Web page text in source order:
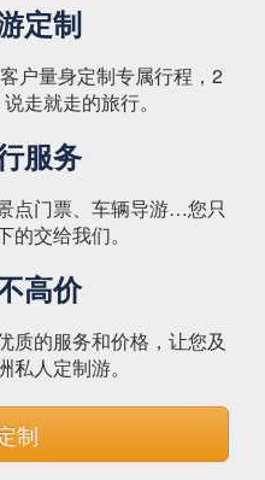
定制
户量身定制专属行程，2
走就走的旅行。
服务
点门票、车辆导游…您只
的交给我们。
高价
质的服务和价格，让您及
私人定制游。
制